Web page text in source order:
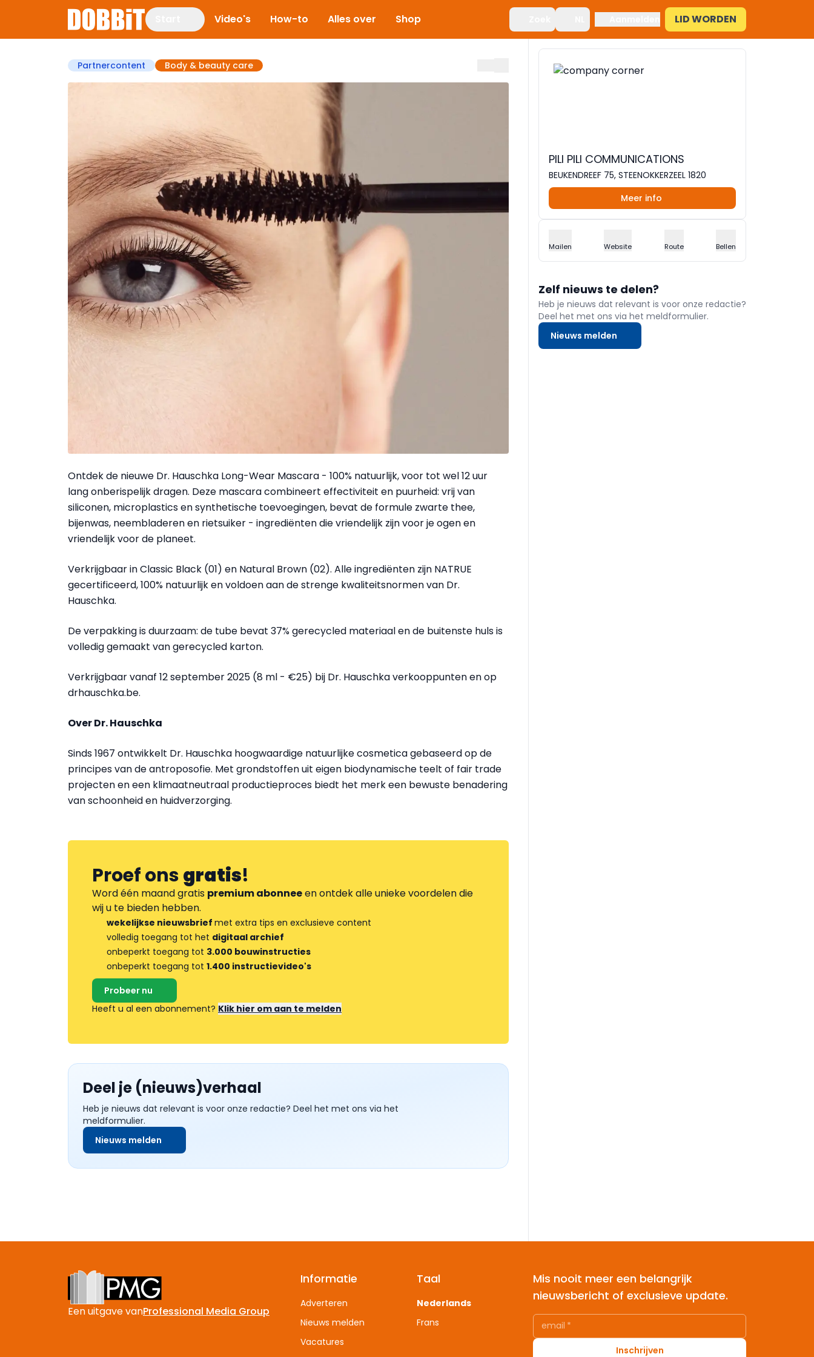
Video's How-to Alles over Shop LID WORDEN
Partnercontent Body & beauty care
Ontdek de nieuwe Dr. Hauschka Long-Wear Mascara - 100% natuurlijk, voor tot wel 12 uur
lang onberispelijk dragen. Deze mascara combineert effectiviteit en puurheid: vrij van
siliconen, microplastics en synthetische toevoegingen, bevat de formule zwarte thee,
bijenwas, neembladeren en rietsuiker - ingrediënten die vriendelijk zijn voor je ogen en
vriendelijk voor de planeet.
Verkrijgbaar in Classic Black (01) en Natural Brown (02). Alle ingrediënten zijn NATRUE
gecertificeerd, 100% natuurlijk en voldoen aan de strenge kwaliteitsnormen van Dr.
Hauschka.
De verpakking is duurzaam: de tube bevat 37% gerecycled materiaal en de buitenste huls is
volledig gemaakt van gerecycled karton.
Verkrijgbaar vanaf 12 september 2025 (8 ml - €25) bij Dr. Hauschka verkooppunten en op
drhauschka.be.
Over Dr. Hauschka
Sinds 1967 ontwikkelt Dr. Hauschka hoogwaardige natuurlijke cosmetica gebaseerd op de
principes van de antroposofie. Met grondstoffen uit eigen biodynamische teelt of fair trade
projecten en een klimaatneutraal productieproces biedt het merk een bewuste benadering
van schoonheid en huidverzorging.
Proef onsgratis!
Word één maand gratis premium abonneeen ontdek alle unieke voordelen die
wij u te bieden hebben.
wekelijkse nieuwsbrief met extra tips en exclusieve content
volledig toegang tot het digitaal archief
onbeperkt toegang tot 3.000 bouwinstructies
onbeperkt toegang tot 1.400 instructievideo's
Probeer nu
Heeft u al een abonnement? Klik hier om aan te melden
Deel je (nieuws)verhaal
Heb je nieuws dat relevant is voor onze redactie? Deel het met ons via het
meldformulier.
Nieuws melden
PILI PILI COMMUNICATIONS
BEUKENDREEF 75, STEENOKKERZEEL 1820
Meer info
Mailen Website Route Bellen
Zelf nieuws te delen?
Heb je nieuws dat relevant is voor onze redactie?
Deel het met ons via het meldformulier.
Nieuws melden
Een uitgave vanProfessional Media Group
Informatie
Adverteren
Nieuws melden
Vacatures
Taal
Nederlands
Frans
Mis nooit meer een belangrijk
nieuwsbericht of exclusieve update.
email *
Inschrijven